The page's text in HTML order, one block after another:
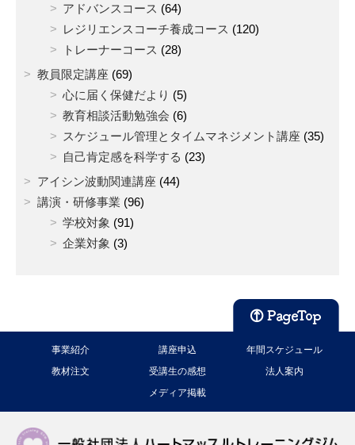
アドバンスコース (64)
レジリエンスコーチ養成コース (120)
トレーナーコース (28)
教員限定講座 (69)
心に届く保健だより (5)
教育相談活動勉強会 (6)
スケジュール管理とタイムマネジメント講座 (35)
自己肯定感を科学する (23)
アイシン波動関連講座 (44)
講演・研修事業 (96)
学校対象 (91)
企業対象 (3)
事業紹介 講座申込
年間スケジュール
教材注文
受講生の感想
法人案内
メディア掲載